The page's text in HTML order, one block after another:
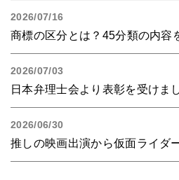
2026/07/16
商標の区分とは？45分類の内
2026/07/03
日本弁理士会より表彰を受け
2026/06/30
推しの映画出演から仮面ライ